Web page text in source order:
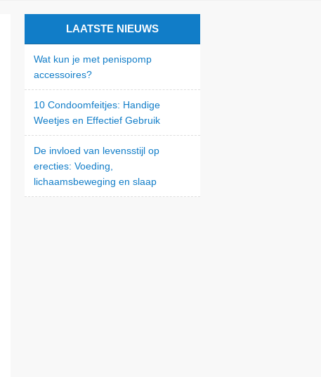
LAATSTE NIEUWS
Wat kun je met penispomp
accessoires?
10 Condoomfeitjes: Handige
Weetjes en Effectief Gebruik
De invloed van levensstijl op
erecties: Voeding,
lichaamsbeweging en slaap